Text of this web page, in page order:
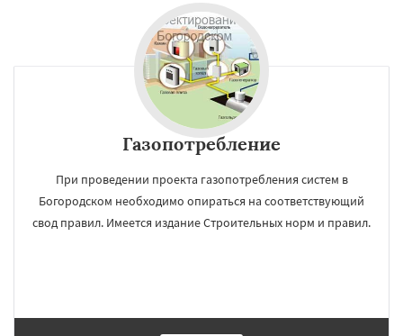
Газопотребление
При проведении проекта газопотребления систем в
Богородском необходимо опираться на соответствующий
свод правил. Имеется издание Строительных норм и правил.